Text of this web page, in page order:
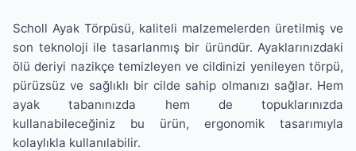
Scholl Ayak Törpüsü, kaliteli malzemelerden üretilmiş ve
son teknoloji ile tasarlanmış bir üründür. Ayaklarınızdaki
ölü deriyi nazikçe temizleyen ve cildinizi yenileyen törpü,
pürüzsüz ve sağlıklı bir cilde sahip olmanızı sağlar. Hem
ayak tabanınızda hem de topuklarınızda
kullanabileceğiniz bu ürün, ergonomik tasarımıyla
kolaylıkla kullanılabilir.